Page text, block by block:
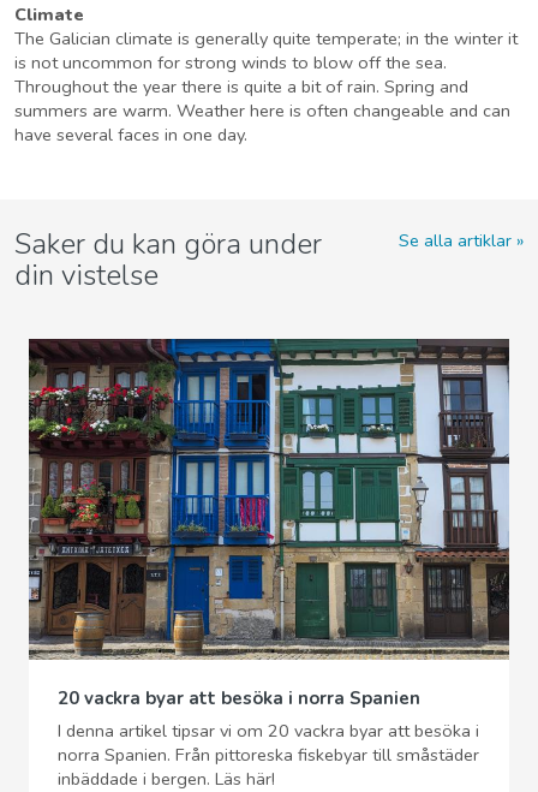
Climate
The Galician climate is generally quite temperate; in the winter it
is not uncommon for strong winds to blow off the sea.
Throughout the year there is quite a bit of rain. Spring and
summers are warm. Weather here is often changeable and can
have several faces in one day.
Saker du kan göra under
din vistelse
Se alla artiklar
20 vackra byar att besöka i norra Spanien
I denna artikel tipsar vi om 20 vackra byar att besöka i
norra Spanien. Från pittoreska fiskebyar till småstäder
inbäddade i bergen. Läs här!